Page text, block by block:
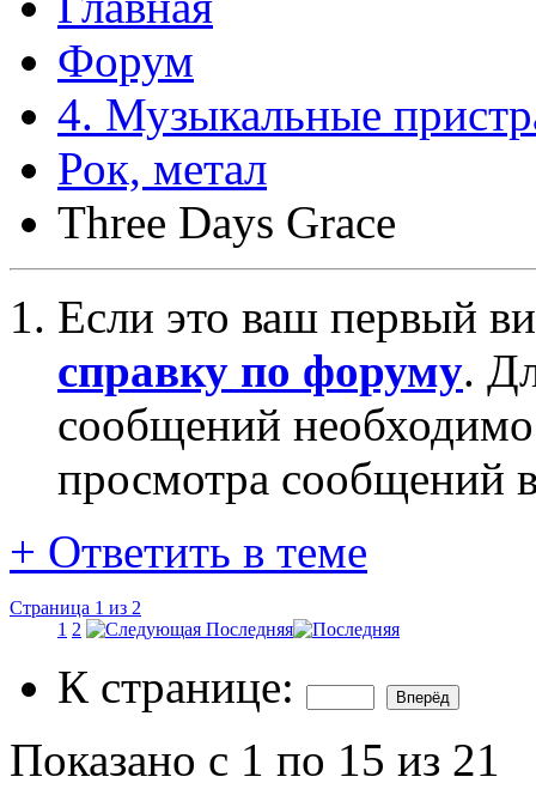
Форум
4. Музыкальные
Рок, метал
Three Days Grace
Если это ваш первый
справку по форуму.
сообщений
просмотра сообщений
+ Ответить в теме
Страница 1 из 2
1 2 Последняя
К странице:
Показано с 1 по 15 из 21